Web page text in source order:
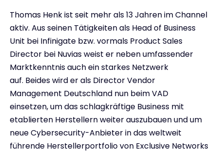
Thomas Henk ist seit mehr als 13 Jahren im Channel
aktiv. Aus seinen Tätigkeiten als Head of Business
Unit bei Infinigate bzw. vormals Product Sales
Director bei Nuvias weist er neben umfassender
Marktkenntnis auch ein starkes Netzwerk
auf. Beides wird er als Director Vendor
Management Deutschland nun beim VAD
einsetzen, um das schlagkräftige Business mit
etablierten Herstellern weiter auszubauen und um
neue Cybersecurity-Anbieter in das weltweit
führende Herstellerportfolio von Exclusive Networks